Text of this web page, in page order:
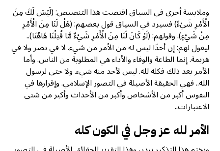
وملابسة أخرى في السياق اقتضت هذا التنصيص: (لَيْسَ لَكَ مِنَ
الْأَمْرِ شَيْءٌ) فسيرد في السياق قول بعضهم: (هَلْ لَنَا مِنَ الْأَمْرِ
مِنْ شَيْءٍ). وقولهم: (لَوْ كَانَ لَنَا مِنَ الْأَمْرِ شَيْءٌ مَّا قُتِلْنَا هَاهُنَا)..
ليقول لهم: إن أحدًا ليس له من الأمر من شيء. لا في نصر ولا في
هزيمة. إنما الطاعة والوفاء والأداء هي المطلوبة من الناس. وأما
الأمر بعد ذلك فكله لله. ليس لأحد منه شيء. ولا حتى لرسول
الله.. فهي الحقيقة الأصيلة في التصور الإسلامي. وإقرارها في
النفوس أكبر من الأشخاص وأكبر من الأحداث وأكبر من شتى
الاعتبارات..
الأمر لله عز وجل في الكون كله